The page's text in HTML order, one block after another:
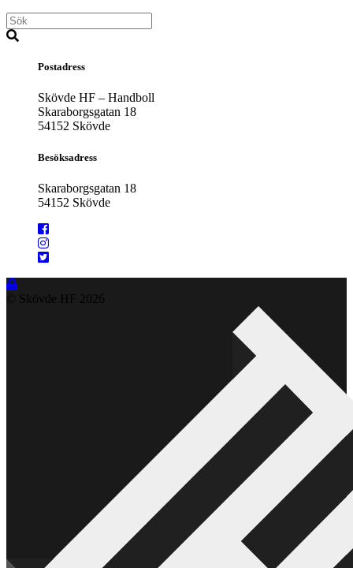
Postadress
Skövde HF – Handboll
Skaraborgsgatan 18
54152 Skövde
Besöksadress
Skaraborgsgatan 18
54152 Skövde
© Skövde HF 2026